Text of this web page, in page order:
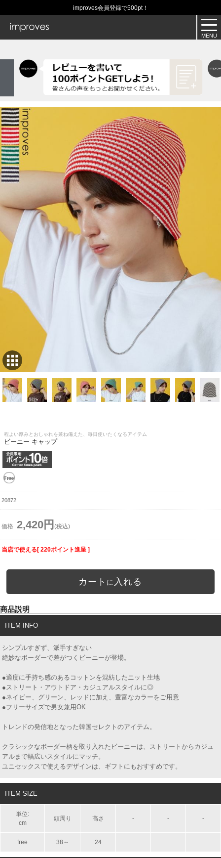
improves会員登録で500pt！
程よい厚みとおしゃれを兼ね備えた、毎日使いたくなるアイテム
ビーニー キャップ
20872
価格 2,420円 (税込)
当店で使える[ 220ポイント進呈 ]
カート に 入れる
商品説明
ITEM INFO
シンプルすぎず、派手すぎない
絶妙なボーダーで差がつくビーニーが登場。
●適度に手持ち感のあるコットンを混紡したニット生地
●ストリート・アウトドア・カジュアルスタイルに◎
●ネイビー、グリーン、レッドに加え、豊富なカラーをご用意
●フリーサイズで男女兼用OK
トレンドの発信地となった韓国セレクトのアイテム。
クラシックなボーダー柄を取り入れたビーニーは、ストリートからカジュ
アルまで幅広いスタイルにマッチ。
ユニセックスで使えるデザインは、ギフトにもおすすめです。
ITEM SIZE
単位:
cm
頭周り 高さ - - -
free 38～ 24